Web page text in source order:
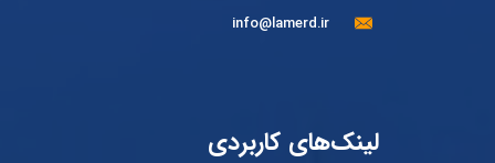
info@lamerd.ir
لینک‌های کاربردی